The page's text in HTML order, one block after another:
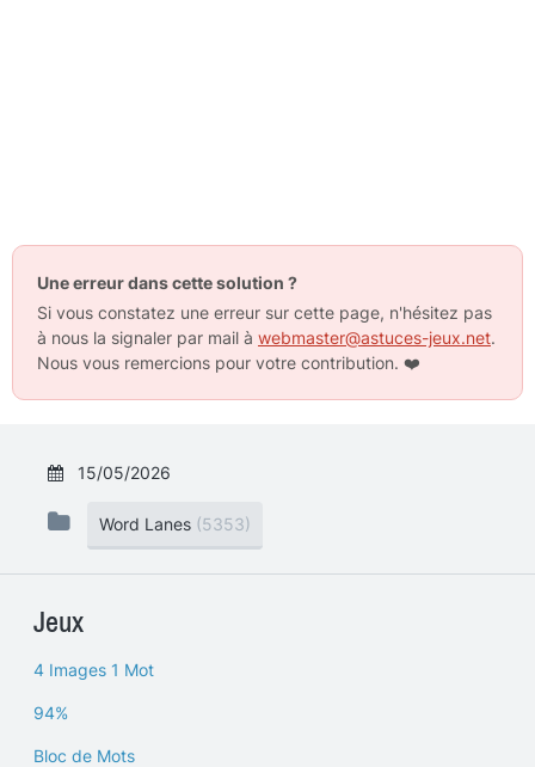
Une erreur dans cette solution ?
Si vous constatez une erreur sur cette page, n'hésitez pas
à nous la signaler par mail à webmaster@astuces-jeux.net.
Nous vous remercions pour votre contribution. ❤️
15/05/2026
Word Lanes (5353)
Jeux
4 Images 1 Mot
94%
Bloc de Mots